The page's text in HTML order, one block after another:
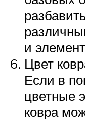
и
Цвет
Если в
цветные
ковра